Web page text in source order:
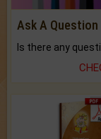
Ask A Question